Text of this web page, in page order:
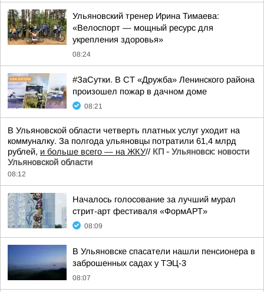
Ульяновский тренер Ирина Тимаева:
«Велоспорт — мощный ресурс для
укрепления здоровья»
08:24
#ЗаСутки. В СТ «Дружба» Ленинского района
произошел пожар в дачном доме
08:21
В Ульяновской области четверть платных услуг уходит на
коммуналку. За полгода ульяновцы потратили 61,4 млрд
рублей, и больше всего — на ЖКУ// КП - Ульяновск: новости
Ульяновской области
08:12
Началось голосование за лучший мурал
стрит-арт фестиваля «ФормАРТ»
08:09
В Ульяновске спасатели нашли пенсионера в
заброшенных садах у ТЭЦ-3
08:07